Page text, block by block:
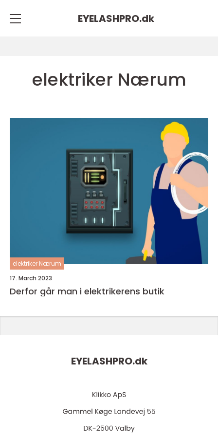
EYELASHPRO.dk
elektriker Nærum
elektriker Nærum
17. March 2023
Derfor går man i elektrikerens butik
EYELASHPRO.dk